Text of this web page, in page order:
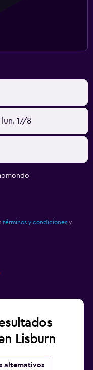
lun. 17/8
términos y condiciones y
Lisburn
alternativos